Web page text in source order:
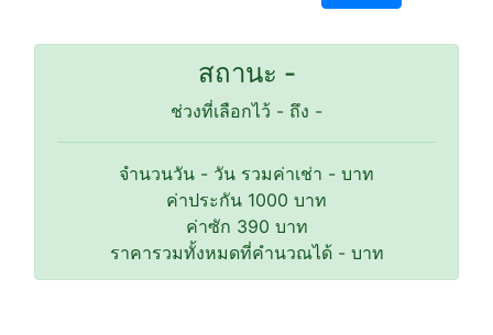
สถานะ -
ช่วงที่เลือกไว้ - ถึง -
จำนวนวัน - วัน รวมค่าเช่า - บาท
ค่าประกัน 1000 บาท
ค่าซัก 390 บาท
ราคารวมทั้งหมดที่คำนวณได้ -บาท